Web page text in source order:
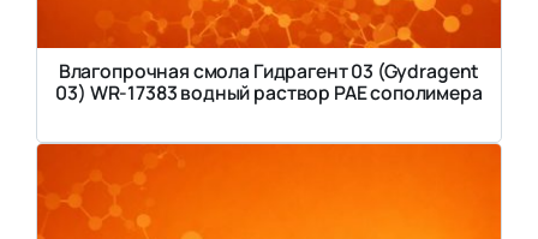
Влагопрочная смола Гидрагент 03 (Gydragent
03) WR-17383 водный раствор PAE сополимера